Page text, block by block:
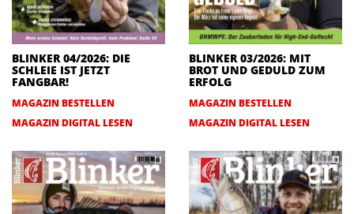
BLINKER 04/2026: DIE
SCHLEIE IST JETZT
FANGBAR!
MAGAZIN BESTELLEN
MAGAZIN DIGITAL LESEN
BLINKER 03/2026: MIT
BROT UND GEDULD ZUM
ERFOLG
MAGAZIN BESTELLEN
MAGAZIN DIGITAL LESEN